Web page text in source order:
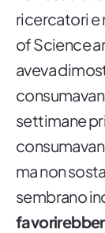
ricercatori e
of Science
aveva
settimane
ma non
sembrano